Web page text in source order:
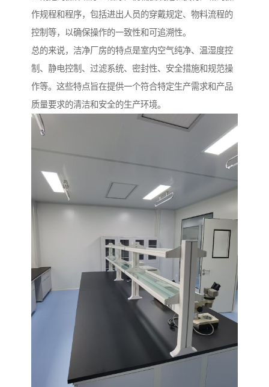
作规程和程序，包括进出人员的穿戴规定、物料流程的
控制等，以确保操作的一致性和可追溯性。
总的来说，洁净厂房的特点是室内空气纯净、温湿度控
制、静电控制、过滤系统、密封性、安全措施和规范操
作等。这些特点旨在提供一个符合特定生产需求和产品
质量要求的清洁和安全的生产环境。